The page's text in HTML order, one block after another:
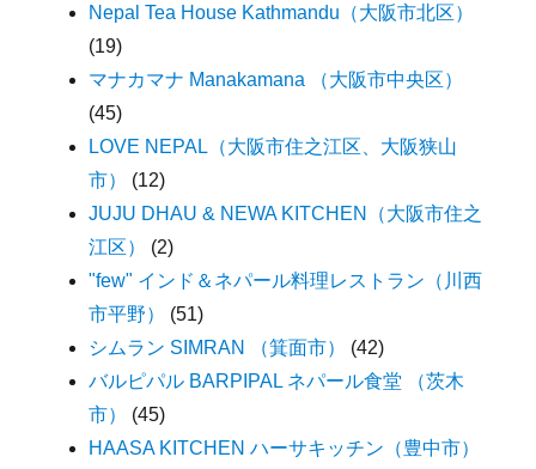
Nepal Tea House Kathmandu（大阪市北区）
(19)
マナカマナ Manakamana （大阪市中央区）
(45)
LOVE NEPAL（大阪市住之江区、大阪狭山
市）
(12)
JUJU DHAU & NEWA KITCHEN（大阪市住之
江区）
(2)
"few" インド＆ネパール料理レストラン（川西
市平野）
(51)
シムラン SIMRAN （箕面市）
(42)
バルピパル BARPIPAL ネパール食堂 （茨木
市）
(45)
HAASA KITCHEN ハーサキッチン（豊中市）